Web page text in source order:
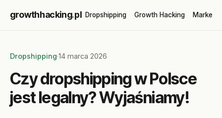
growthhacking.pl Dropshipping Growth Hacking
Dropshipping·14 marca 2026
Czy dropshipping w Polsce
jest legalny? Wyjaśniamy!